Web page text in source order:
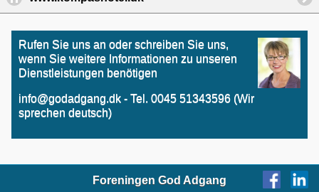
Rufen Sie uns an oder schreiben Sie uns,
wenn Sie weitere Informationen zu unseren
Dienstleistungen benötigen
info@godadgang.dk - Tel. 0045 51343596 (Wir
sprechen deutsch)
Foreningen God Adgang